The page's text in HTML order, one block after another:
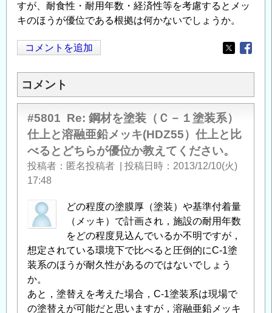
すが、耐食性・耐用年数・経済性等を考慮するとメッ
キのほうが優位である根拠は何かないでしょうか。
コメントを追加
Opens in
コメント
#5801 Re: 鋼材を塗装（Ｃ－１塗装系）
仕上と溶融亜鉛メッキ(HDZ55）仕上と比
べるとどちらが優位か教えてください。
投稿者 匿名投稿者 投稿日時
2013/12/10(火)
17:48
どの程度の塗膜厚（塗装）や基準付着量
（メッキ）で計画され，施設の耐用年数
をどの程度見込んでいるか不明ですが，
想定されている環境下で比べると圧倒的にC-1塗
装系のほうが耐久性があるのではないでしょう
か。
あと，塗替えを考えた場合，C-1塗装系は現場で
の塗替えが可能だと思いますが，溶融亜鉛メッキ